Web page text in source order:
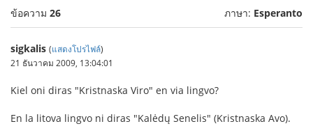
ข้อความ 26 ภาษา: Esperanto
sigkalis (แสดงโปรไฟล์)
21 ธันวาคม 2009, 13:04:01
Kiel oni diras "Kristnaska Viro" en via lingvo?
En la litova lingvo ni diras "Kalėdų Senelis" (Kristnaska Avo).